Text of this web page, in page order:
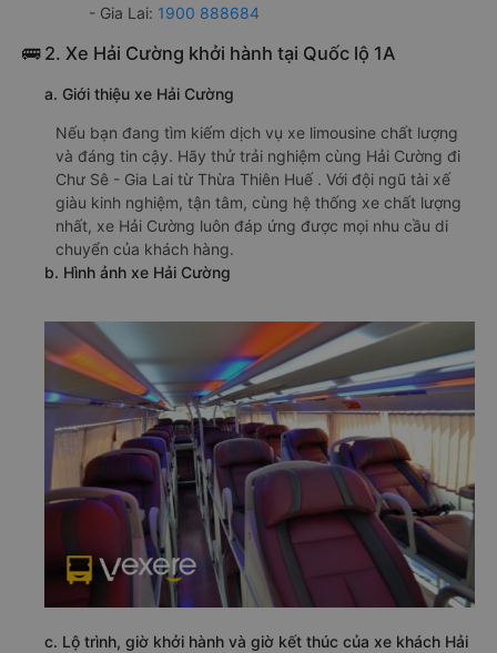
- Gia Lai: 1900 888684
🚌 2. Xe Hải Cường khởi hành tại Quốc lộ 1A
a. Giới thiệu xe Hải Cường
Nếu bạn đang tìm kiếm dịch vụ xe limousine chất lượng
và đáng tin cậy. Hãy thử trải nghiệm cùng Hải Cường đi
Chư Sê - Gia Lai từ Thừa Thiên Huế . Với đội ngũ tài xế
giàu kinh nghiệm, tận tâm, cùng hệ thống xe chất lượng
nhất, xe Hải Cường luôn đáp ứng được mọi nhu cầu di
chuyển của khách hàng.
b. Hình ảnh xe Hải Cường
c. Lộ trình, giờ khởi hành và giờ kết thúc của xe khách Hải